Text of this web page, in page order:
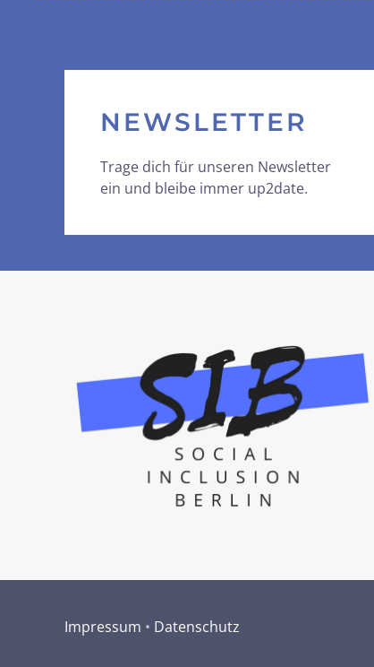
NEWSLETTER
Trage dich für unseren Newsletter
ein und bleibe immer up2date.
Impressum • Datenschutz